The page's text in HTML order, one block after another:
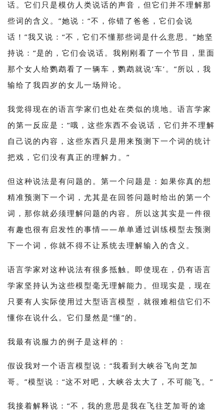
话。它们只是模仿人类说话的声音，但它们并不理解那
些词的含义。”她说：“不，你错了爸爸，它们会说
话！”我又说：“不，它们不懂那些词是什么意思。”她坚
持说：“是的，它们会说话。我刚刚看了一个节目，里面
那个女人给鹦鹉看了一辆车，鹦鹉就说‘车’。”所以，我
输给了我四岁的女儿一场辩论。
我觉得现在的语言学家们也处在类似的境地。语言学家
的第一反应是：“哦，这些东西不会说话，它们并不理解
自己说的内容，这些东西只是用来预测下一个词的统计
把戏，它们没有真正的理解力。”
但这种说法是有问题的。第一个问题是：如果你真的想
精准预测下一个词，尤其是在回答问题时给出的第一个
词，那你就必须理解问题的内容。所以这其实是一件很
有趣也很有启发性的事情——单单通过训练模型去预测
下一个词，你就不得不让系统去理解输入的含义。
语言学家对这种说法有很多抵触。即使现在，仍有语言
学家坚持认为这些模型毫无理解能力。但现实是，现在
只要有人实际使用过大型语言模型，就很难相信它们不
懂你在说什么。它们显然是“懂”的。
我最有说服力的例子是这样的：
假设我对一个语言模型说：“我看到大峡谷飞向芝加
哥。”模型说：“这不对吧，大峡谷太大了，不可能飞。”
我接着解释说：“不，我的意思是我在飞往芝加哥的途